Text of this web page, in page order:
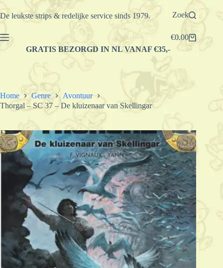
Ga
naar
De leukste strips & redelijke service sinds 1979. Zoek
Winkelwagen
€0.00
GRATIS BEZORGD IN NL VANAF €35,-
Home Genre
Avontuur
Thorgal – SC 37 – De kluizenaar van Skellingar